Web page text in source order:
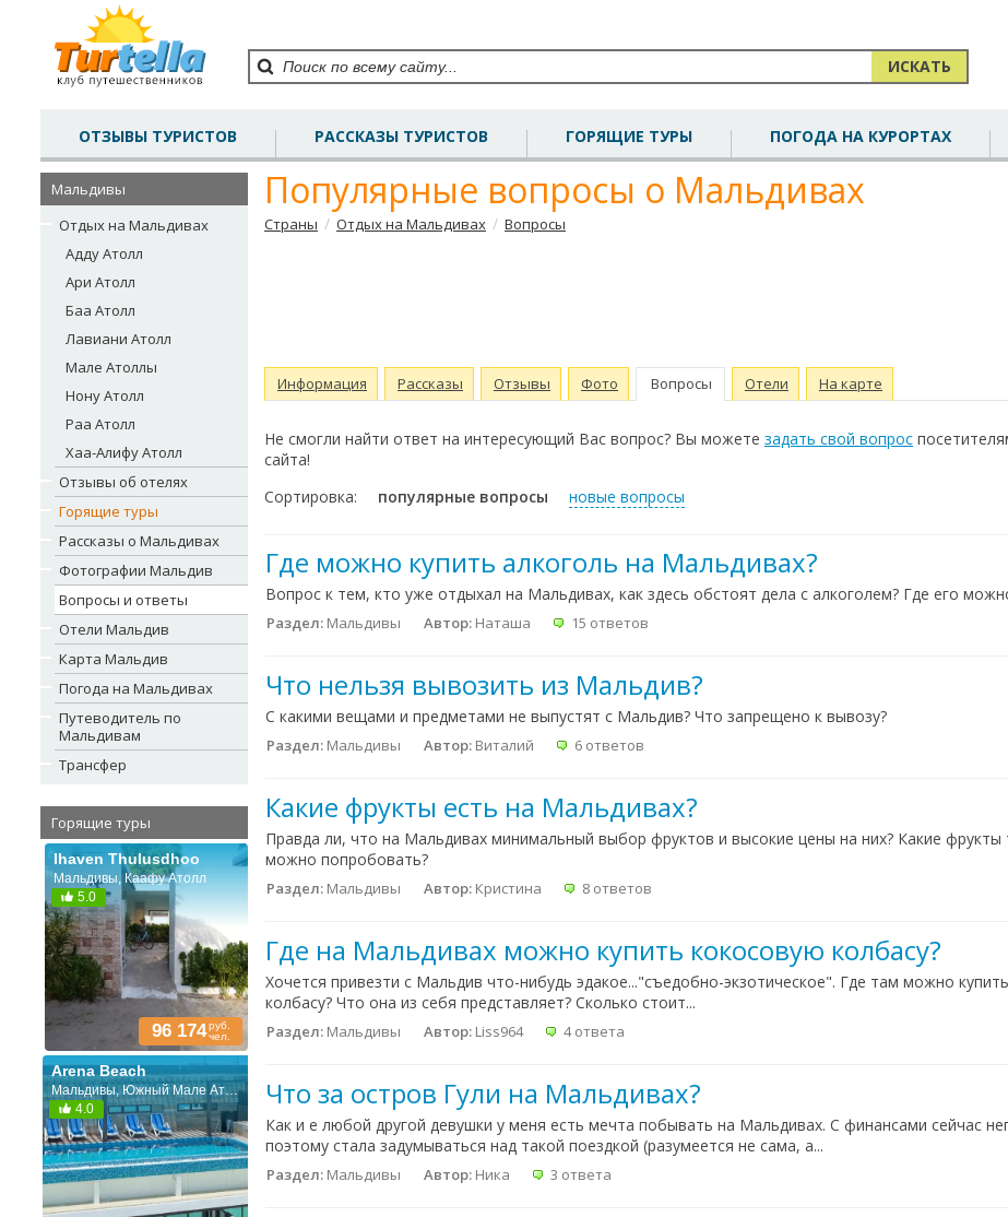
ИСКАТЬ
ОТЗЫВЫ ТУРИСТОВ РАССКАЗЫ ТУРИСТОВ ГОРЯЩИЕ ТУРЫ ПОГОДА НА КУРОРТАХ
Мальдивы
Отдых на Мальдивах
Адду Атолл
Ари Атолл
Баа Атолл
Лавиани Атолл
Мале Атоллы
Нону Атолл
Раа Атолл
Хаа-Алифу Атолл
Отзывы об отелях
Горящие туры
Рассказы о Мальдивах
Фотографии Мальдив
Вопросы и ответы
Отели Мальдив
Карта Мальдив
Погода на Мальдивах
Путеводитель по
Мальдивам
Трансфер
Горящие туры
Ihaven Thulusdhoo
Мальдивы, Каафу Атолл
5.0
96 174руб.
чел.
Arena Beach
Мальдивы, Южный Мале Атолл
4.0
Популярные вопросы о Мальдивах
Страны / Отдых на Мальдивах / Вопросы
Информация Рассказы Отзывы Фото Вопросы Отели На карте
Не смогли найти ответ на интересующий Вас вопрос? Вы можете задать свой вопрос
сайта!
Сортировка:
популярные вопросы новые вопросы
Где можно купить алкоголь на Мальдивах?
Вопрос к тем, кто уже отдыхал на Мальдивах, как здесь обстоят дела с алкоголем? Где его
Раздел: Мальдивы Автор: Наташа 15 ответов
Что нельзя вывозить из Мальдив?
С какими вещами и предметами не выпустят с Мальдив? Что запрещено к вывозу?
Раздел: Мальдивы Автор: Виталий 6 ответов
Какие фрукты есть на Мальдивах?
Правда ли, что на Мальдивах минимальный выбор фруктов и высокие цены на них? Какие фрукты
можно попробовать?
Раздел: Мальдивы Автор: Кристина 8 ответов
Где на Мальдивах можно купить кокосовую колбасу?
Хочется привезти с Мальдив что-нибудь эдакое..."съедобно-экзотическое". Где там можно
колбасу? Что она из себя представляет? Сколько стоит...
Раздел: Мальдивы Автор: Liss964 4 ответа
Что за остров Гули на Мальдивах?
Как и e любой другой девушки у меня есть мечта побывать на Мальдивах. С финансами сейчас
поэтому стала задумываться над такой поездкой (разумеется не сама, а...
Раздел: Мальдивы Автор: Ника 3 ответа